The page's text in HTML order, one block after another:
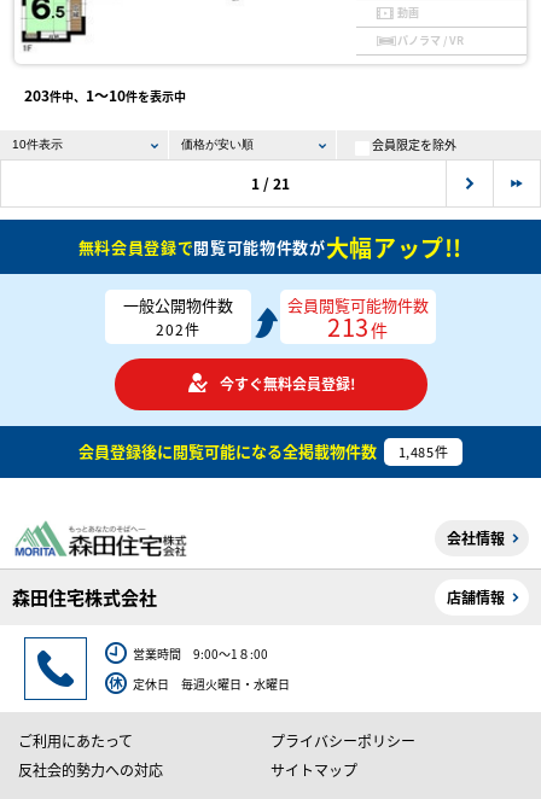
動画
パノラマ / VR
203件中、 1〜10件を表示中
会員限定を除外
1 / 21
無料会員登録で閲覧可能物件数が大幅アップ!!
一般公開物件数
202件
会員閲覧可能物件数
213件
今すぐ無料会員登録!
会員登録後に閲覧可能になる全掲載物件数 1,485件
会社情報
森田住宅株式会社 店舗情報
営業時間 9:00～1８:00
定休日 毎週火曜日・水曜日
ご利用にあたって
プライバシーポリシー
反社会的勢力への対応
サイトマップ